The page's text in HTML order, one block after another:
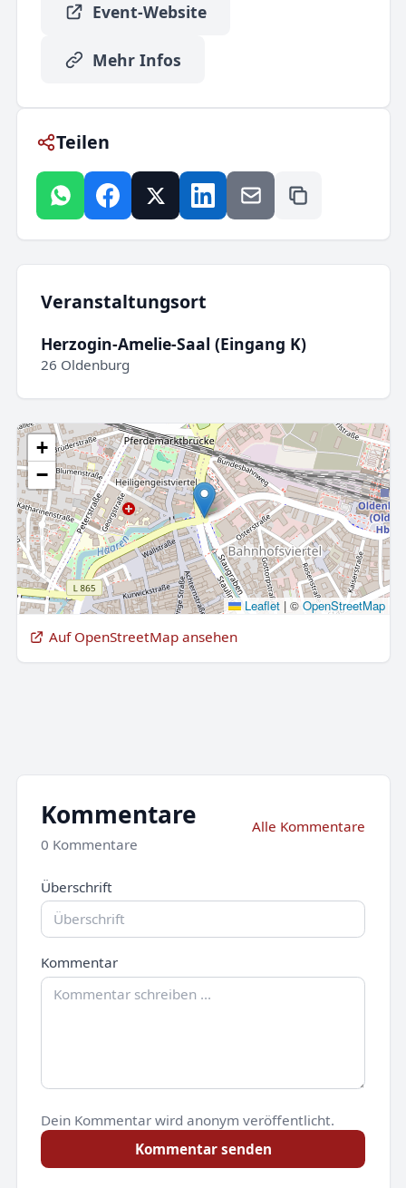
Event-Website
Mehr Infos
Teilen
Veranstaltungsort
Herzogin-Amelie-Saal (Eingang K)
26 Oldenburg
+
−
Leaflet |© OpenStreetMap
Auf OpenStreetMap ansehen
Kommentare
0 Kommentare
Alle Kommentare
Überschrift
Kommentar
Dein Kommentar wird anonym veröffentlicht.
Kommentar senden